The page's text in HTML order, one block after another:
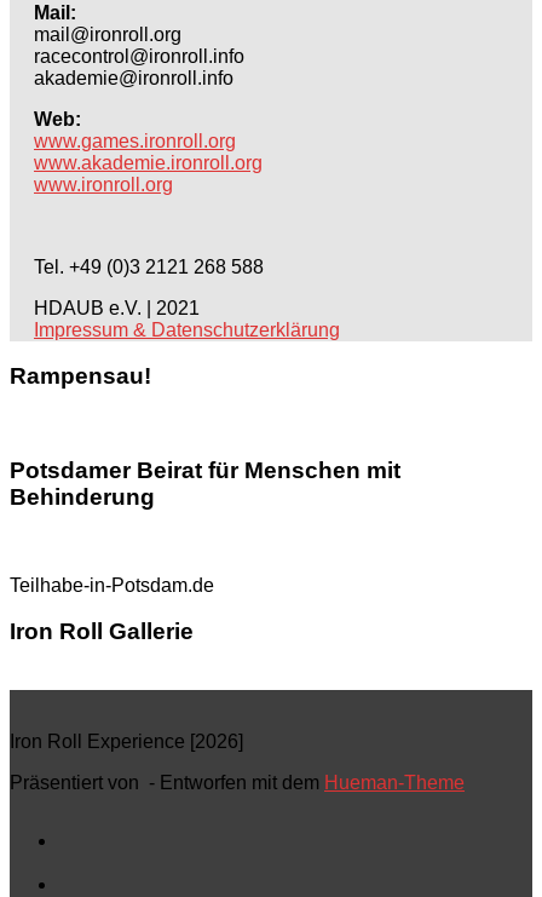
Mail:
mail@ironroll.org
racecontrol@ironroll.info
akademie@ironroll.info
Web:
www.games.ironroll.org
www.akademie.ironroll.org
www.ironroll.org
Tel. +49 (0)3 2121 268 588
HDAUB e.V. | 2021
Impressum & Datenschutzerklärung
Rampensau!
Potsdamer Beirat für Menschen mit
Behinderung
Teilhabe-in-Potsdam.de
Iron Roll Gallerie
Iron Roll Experience [2026]
Präsentiert von - Entworfen mit dem Hueman-Theme